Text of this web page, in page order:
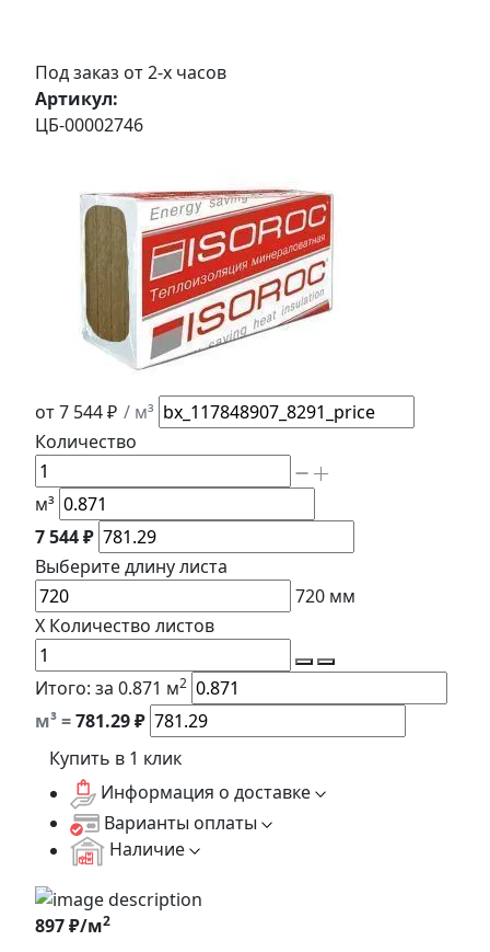
Под заказ от 2-х часов
Артикул:
ЦБ-00002746
от 7 544 ₽ / м³
Количество
м³
7 544 ₽
Выберите длинулиста
720 мм
X Количество листов
Итого: за 0.871 м2
м³ =781.29₽
Купить в 1 клик
Информация о доставке
Варианты оплаты
Наличие
897 ₽/м2